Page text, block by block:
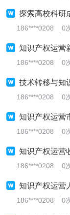
探索高校科研成果的
186****0208 0
知识产权运营
186****0208 0
技术转移与知
186****0208 0
知识产权运营
186****0208 0
知识产权运营
186****0208 0
知识产权运营
186****0208 0